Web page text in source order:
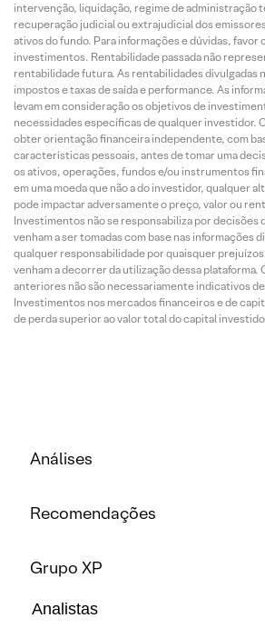
intervenção, liquidação, regime de administração
recuperação judicial ou extrajudicial dos
ativos do fundo. Para informações e dúvidas,
investimentos. Rentabilidade passada não
rentabilidade futura. As rentabilidades divulgadas
impostos e taxas de saída e performance. As
levam em consideração os objetivos de
necessidades específicas de qualquer investidor.
obter orientação financeira independente, com
características pessoais, antes de tomar uma
os ativos, operações, fundos e/ou instrumentos
em uma moeda que não a do investidor, qualquer
pode impactar adversamente o preço, valor ou
Investimentos não se responsabiliza por decisões
venham a ser tomadas com base nas informações
qualquer responsabilidade por quaisquer
venham a decorrer da utilização dessa plataforma.
anteriores não são necessariamente indicativos
Investimentos nos mercados financeiros e de
de perda superior ao valor total do capital
Análises
Recomendações
Grupo XP
Analistas